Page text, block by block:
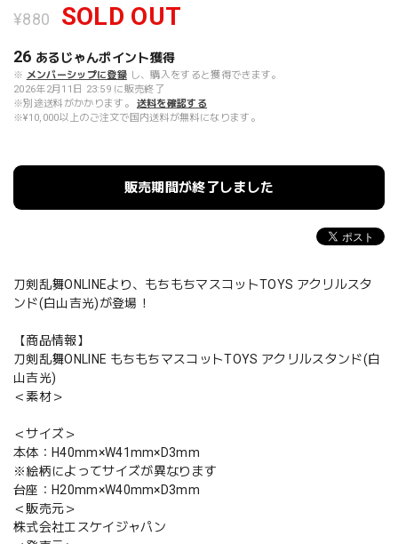
¥880 SOLD OUT
26 あるじゃんポイント獲得
※ メンバーシップに登録 し、購入をすると獲得できます。
2026年2月11日 23:59 に販売終了
※別途送料がかかります。
送料を確認する
※¥10,000以上のご注文で国内送料が無料になります。
販売期間が終了しました
刀剣乱舞ONLINEより、もちもちマスコットTOYS アクリルスタ
ンド(白山吉光)が登場！
【商品情報】
刀剣乱舞ONLINE もちもちマスコットTOYS アクリルスタンド(白
山吉光)
＜素材＞
＜サイズ＞
本体：H40mm×W41mm×D3mm
※絵柄によってサイズが異なります
台座：H20mm×W40mm×D3mm
＜販売元＞
株式会社エスケイジャパン